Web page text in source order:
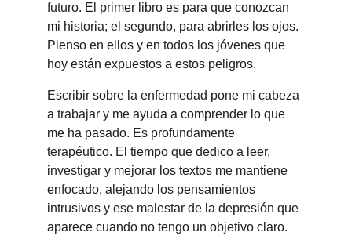
futuro. El primer libro es para que conozcan
mi historia; el segundo, para abrirles los ojos.
Pienso en ellos y en todos los jóvenes que
hoy están expuestos a estos peligros.
Escribir sobre la enfermedad pone mi cabeza
a trabajar y me ayuda a comprender lo que
me ha pasado. Es profundamente
terapéutico. El tiempo que dedico a leer,
investigar y mejorar los textos me mantiene
enfocado, alejando los pensamientos
intrusivos y ese malestar de la depresión que
aparece cuando no tengo un objetivo claro.